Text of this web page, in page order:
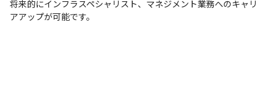
将来的にインフラスペシャリスト、マネジメント業務へのキャリ
アアップが可能です。